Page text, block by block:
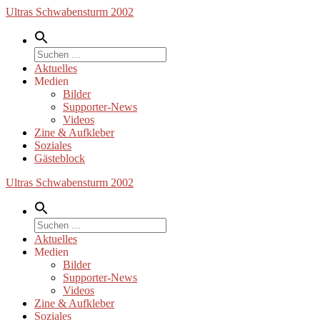
Zum
springen
Ultras Schwabensturm 2002
Suche
nach:
Aktuelles
Medien
Bilder
Supporter-News
Videos
Zine & Aufkleber
Soziales
Gästeblock
Ultras Schwabensturm 2002
Suche
nach:
Aktuelles
Medien
Bilder
Supporter-News
Videos
Zine & Aufkleber
Soziales